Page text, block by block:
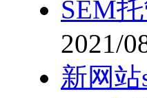
SEM
2021/
新网站